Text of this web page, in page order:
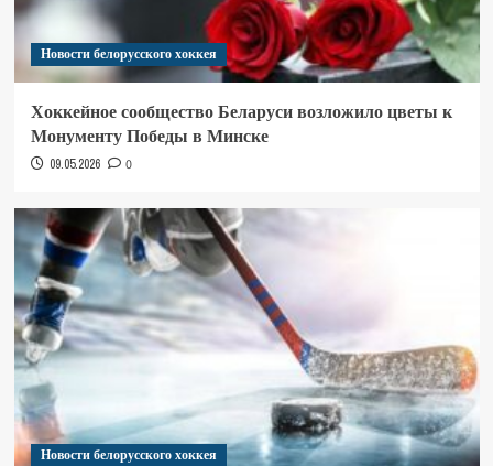
Новости белорусского хоккея
Хоккейное сообщество Беларуси возложило цветы к
Монументу Победы в Минске
09.05.2026 0
Новости белорусского хоккея